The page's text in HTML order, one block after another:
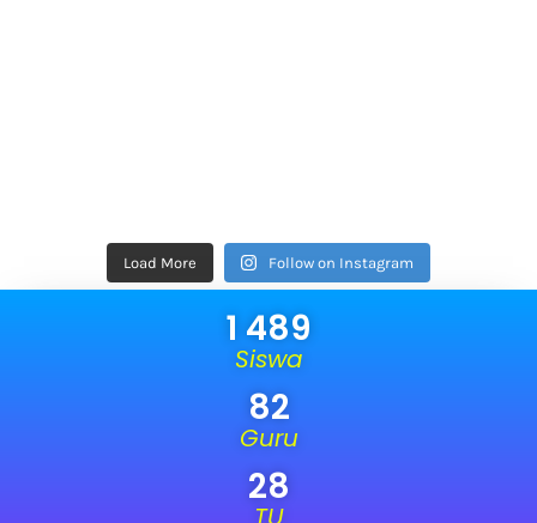
Load More Follow on Instagram
Siswa
1 489
Guru
82
28